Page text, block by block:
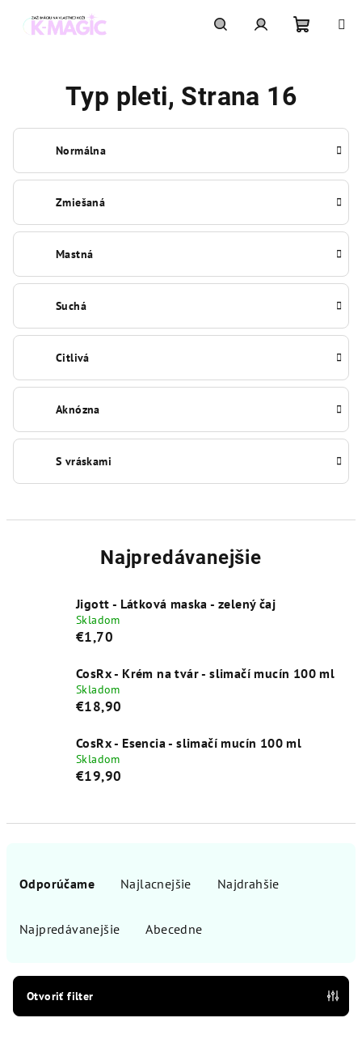
Typ pleti, Strana 16
Normálna
Zmiešaná
Mastná
Suchá
Citlivá
Aknózna
S vráskami
Najpredávanejšie
Jigott - Látková maska - zelený čaj
Skladom
€1,70
CosRx - Krém na tvár - slimačí mucín 100 ml
Skladom
€18,90
CosRx - Esencia - slimačí mucín 100 ml
Skladom
€19,90
p
Odporúčame Najlacnejšie Najdrahšie
Najpredávanejšie Abecedne
Otvoriť filter